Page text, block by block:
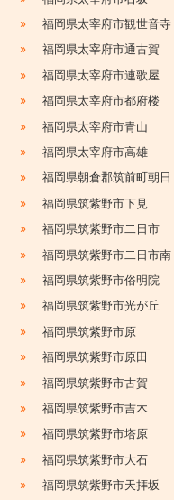
» 福岡県太宰府市観世音寺
» 福岡県太宰府市通古賀
» 福岡県太宰府市連歌屋
» 福岡県太宰府市都府楼
» 福岡県太宰府市青山
» 福岡県太宰府市高雄
» 福岡県朝倉郡筑前町朝日
» 福岡県筑紫野市下見
» 福岡県筑紫野市二日市
» 福岡県筑紫野市二日市南
» 福岡県筑紫野市俗明院
» 福岡県筑紫野市光が丘
» 福岡県筑紫野市原
» 福岡県筑紫野市原田
» 福岡県筑紫野市古賀
» 福岡県筑紫野市吉木
» 福岡県筑紫野市塔原
» 福岡県筑紫野市大石
» 福岡県筑紫野市天拝坂